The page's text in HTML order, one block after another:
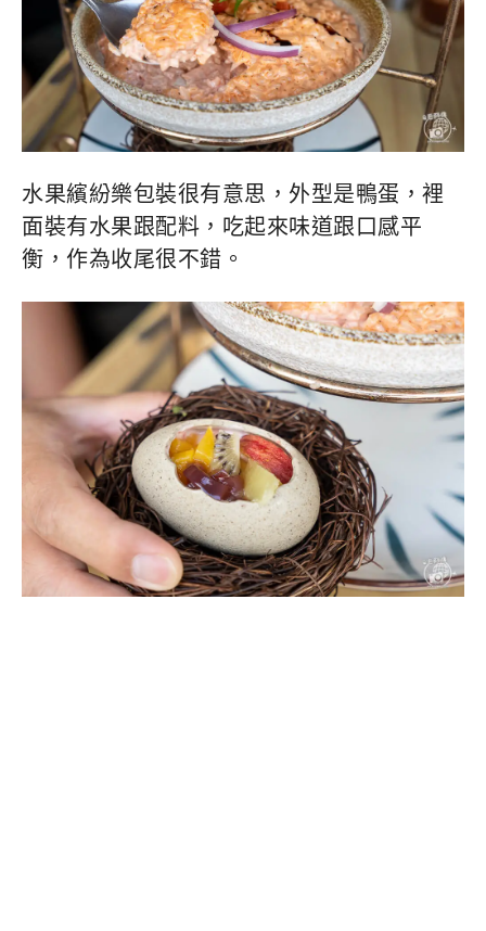
水果繽紛樂包裝很有意思，外型是鴨蛋，裡
面裝有水果跟配料，吃起來味道跟口感平
衡，作為收尾很不錯。